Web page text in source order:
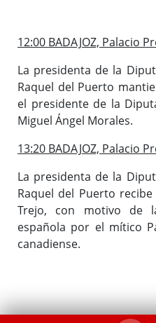
12:00 BADAJOZ, Palacio
La presidenta de la
Raquel del Puerto
el presidente de la
Miguel Ángel Morales.
13:20 BADAJOZ, Palacio
La presidenta de la
Raquel del Puerto
Trejo, con motivo de
española por el mítico
canadiense.